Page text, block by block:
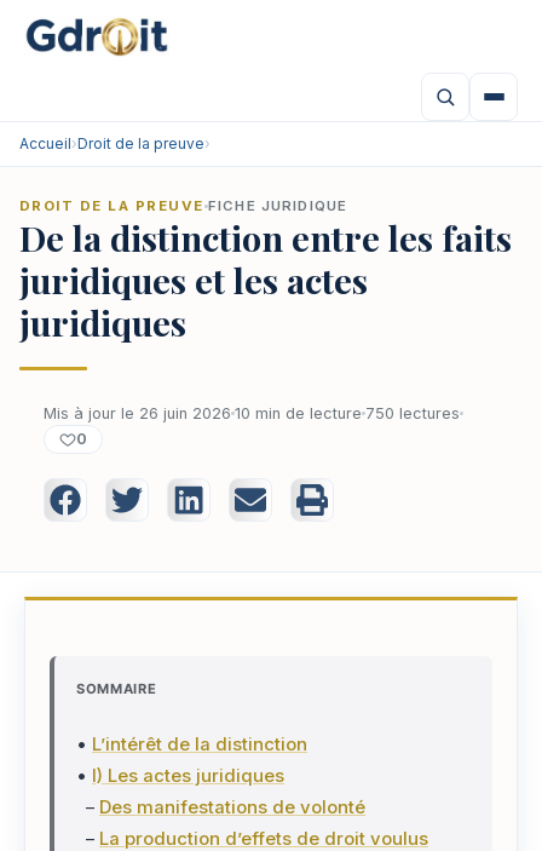
Accueil›Droit de la preuve›
DROIT DE LA PREUVE FICHE JURIDIQUE
De la distinction entre les faits
juridiques et les actes
juridiques
Mis à jour le 26 juin 2026 10 min de lecture 750 lectures
0
SOMMAIRE
• L’intérêt de la distinction
• I) Les actes juridiques
– Des manifestations de volonté
– La production d’effets de droit voulus